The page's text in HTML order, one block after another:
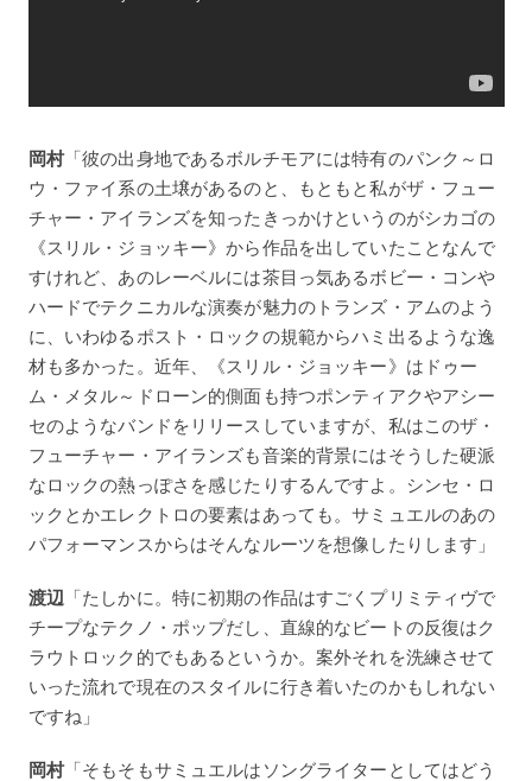
岡村「彼の出身地であるボルチモアには特有のパンク～ロ
ウ・ファイ系の土壌があるのと、もともと私がザ・フュー
チャー・アイランズを知ったきっかけというのがシカゴの
《スリル・ジョッキー》から作品を出していたことなんで
すけれど、あのレーベルには茶目っ気あるボビー・コンや
ハードでテクニカルな演奏が魅力のトランズ・アムのよう
に、いわゆるポスト・ロックの規範からハミ出るような逸
材も多かった。近年、《スリル・ジョッキー》はドゥー
ム・メタル～ドローン的側面も持つポンティアクやアシー
セのようなバンドをリリースしていますが、私はこのザ・
フューチャー・アイランズも音楽的背景にはそうした硬派
なロックの熱っぽさを感じたりするんですよ。シンセ・ロ
ックとかエレクトロの要素はあっても。サミュエルのあの
パフォーマンスからはそんなルーツを想像したりします」
渡辺 「たしかに。特に初期の作品はすごくプリミティヴで
チープなテクノ・ポップだし、直線的なビートの反復はク
ラウトロック的でもあるというか。案外それを洗練させて
いった流れで現在のスタイルに行き着いたのかもしれない
ですね」
岡村「そもそもサミュエルはソングライターとしてはどう